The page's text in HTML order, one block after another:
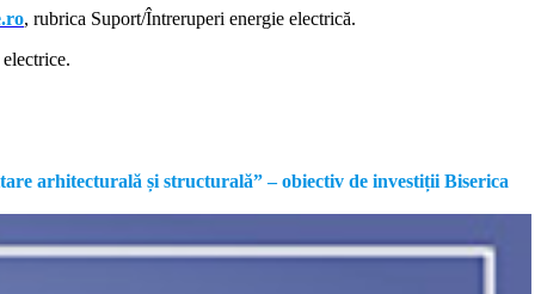
, rubrica Suport/Întreruperi energie electrică.
arhitecturală și structurală” – obiectiv de investiții Biserica